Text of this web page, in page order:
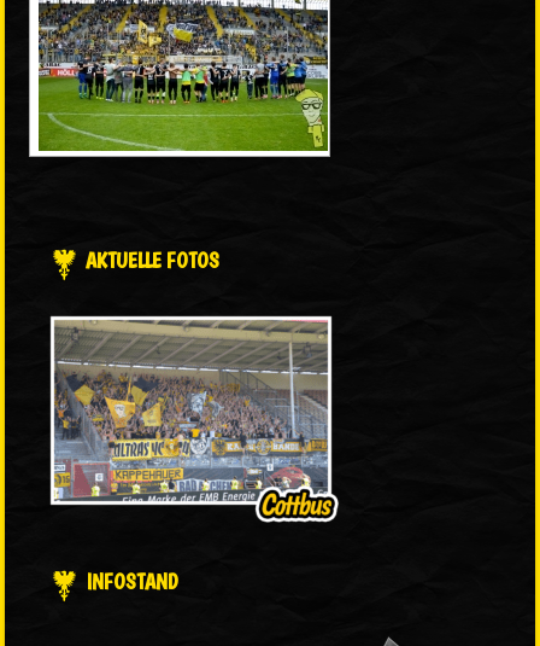
AKTUELLE FOTOS
INFOSTAND